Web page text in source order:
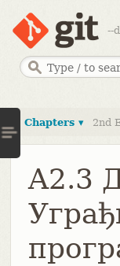
--
Chapters ▾ 2nd
A2.3